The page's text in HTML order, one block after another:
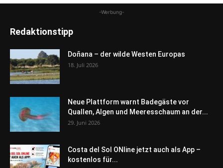
-Werbung-
Redaktionstipp
Doñana – der wilde Westen Europas
18. Juli 2026
Neue Plattform warnt Badegäste vor
Quallen, Algen und Meeresschaum an der...
29. Juni 2026
Costa del Sol ONline jetzt auch als App –
kostenlos für...